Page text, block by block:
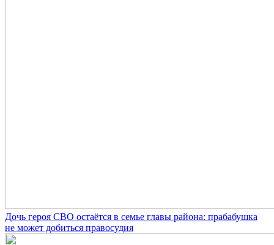
Дочь героя СВО остаётся в семье главы района: прабабушка
не может добиться правосудия